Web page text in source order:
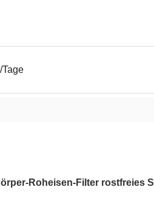
Roheisen-Filter rostfreies S